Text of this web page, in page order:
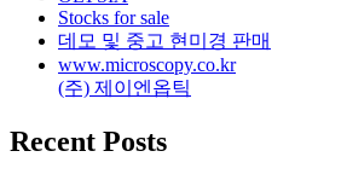
Stocks for sale
데모 및 중고 현미경 판매
www.microscopy.co.kr
(주) 제이엔옵틱
Recent Posts